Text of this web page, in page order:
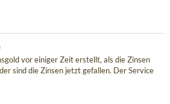
vor einiger Zeit erstellt, als die Zinsen
sind die Zinsen jetzt gefallen. Der Service